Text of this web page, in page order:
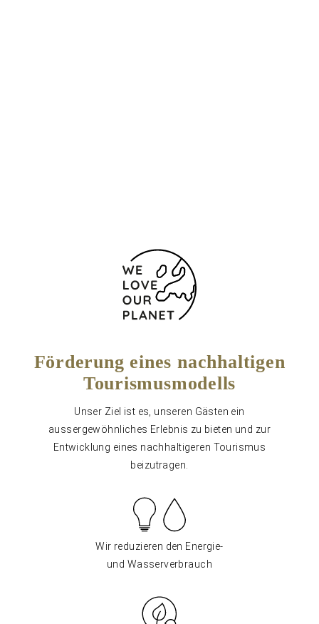
Förderung eines nachhaltigen
Tourismusmodells
Unser Ziel ist es, unseren Gästen ein
aussergewöhnliches Erlebnis zu bieten und zur
Entwicklung eines nachhaltigeren Tourismus
beizutragen.
Wir reduzieren den Energie-
und Wasserverbrauch